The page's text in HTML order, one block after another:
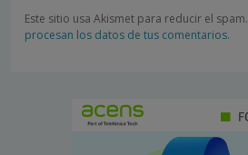
Este sitio usa Akismet para reducir el spam.
procesan los datos de tus comentarios.